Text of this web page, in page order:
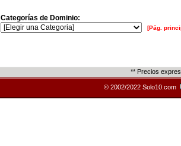
Categorías de Dominio:
[Pág.
** Precios
© 2002/2022 Solo10.com